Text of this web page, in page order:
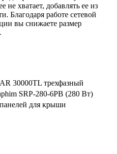
не хватает, добавлять ее из
Благодаря работе сетевой
вы снижаете размер
30000TL трехфазный
SRP-280-6PB (280 Вт)
для крыши